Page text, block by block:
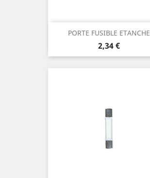
PORTE FUSIBLE ETANCHE
Prix
2,34 €